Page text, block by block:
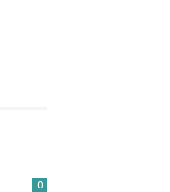
0